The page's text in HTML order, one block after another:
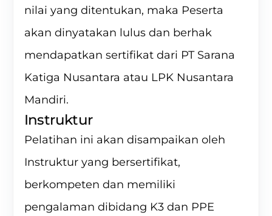
nilai yang ditentukan, maka Peserta
akan dinyatakan lulus dan berhak
mendapatkan sertifikat dari PT Sarana
Katiga Nusantara atau LPK Nusantara
Mandiri.
Instruktur
Pelatihan ini akan disampaikan oleh
Instruktur yang bersertifikat,
berkompeten dan memiliki
pengalaman dibidang K3 dan PPE